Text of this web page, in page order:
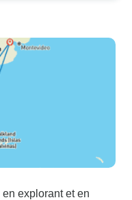
explorant et en